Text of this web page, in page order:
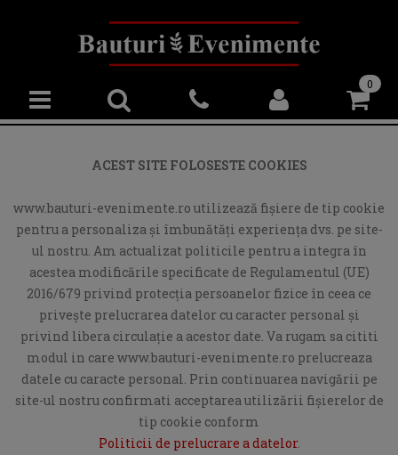
0
ACEST SITE FOLOSESTE COOKIES
www.bauturi-evenimente.ro utilizează fişiere de tip cookie
pentru a personaliza și îmbunătăți experiența dvs. pe site-
ul nostru. Am actualizat politicile pentru a integra în
acestea modificările specificate de Regulamentul (UE)
2016/679 privind protecția persoanelor fizice în ceea ce
privește prelucrarea datelor cu caracter personal și
privind libera circulație a acestor date. Va rugam sa cititi
modul in care www.bauturi-evenimente.ro prelucreaza
datele cu caracte personal. Prin continuarea navigării pe
site-ul nostru confirmati acceptarea utilizării fişierelor de
tip cookie conform
Politicii de prelucrare a datelor.